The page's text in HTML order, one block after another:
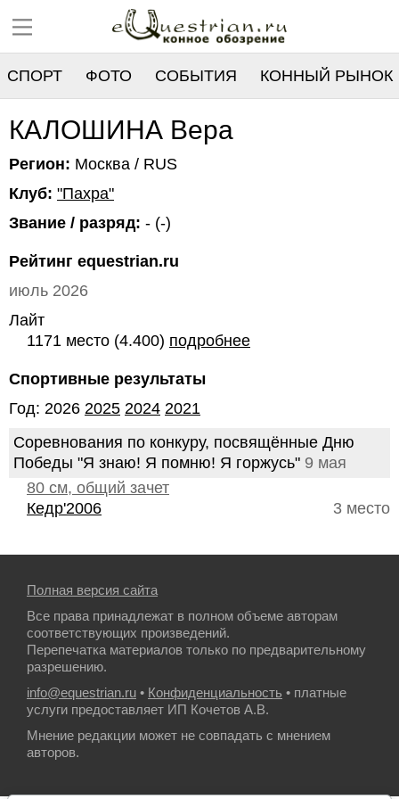
СПОРТ ФОТО СОБЫТИЯ КОННЫЙ РЫНОК
РЕЕСТР
КАЛОШИНА Вера
Регион: Москва / RUS
Клуб: "Пахра"
Звание / разряд: - (-)
Рейтинг equestrian.ru
июль 2026
Лайт
1171 место (4.400) подробнее
Спортивные результаты
Год: 2026 2025 2024 2021
Соревнования по конкуру, посвящённые Дню
Победы "Я знаю! Я помню! Я горжусь" 9 мая
80 см, общий зачет
3 место
Кедр'2006
Полная версия сайта
Все права принадлежат в полном объеме авторам
соответствующих произведений.
Перепечатка материалов только по предварительному
разрешению.
info@equestrian.ru • Конфиденциальность • платные
услуги предоставляет ИП Кочетов А.В.
Мнение редакции может не совпадать с мнением
авторов.